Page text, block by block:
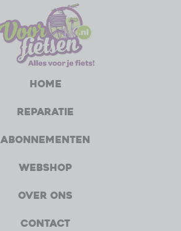
Home
Reparatie
Abonnementen
Webshop
Over ons
Contact